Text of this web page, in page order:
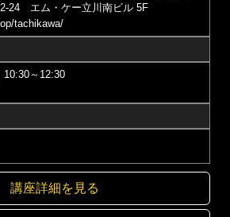
24 エム・ケー立川南ビル 5F
tachikawa/
10:30～12:30
講座詳細を見る